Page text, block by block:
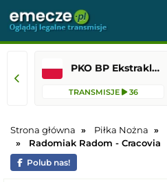
PKO BP Ekstraklasa
TRANSMISJE 36
Strona główna Piłka Nożna
Radomiak Radom - Cracovia
Polub nas!